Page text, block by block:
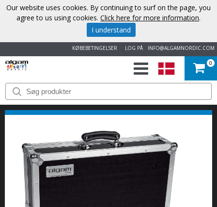
INFO@ALGAMNORDIC.COM
LOG PÅ
KØBEBETINGELSER
START
VAREMÆRKER
NYHEDER
OM
OS
0
Our website uses cookies. By continuing to surf on the page, you
agree to us using cookies. Click here for more information.
I understand